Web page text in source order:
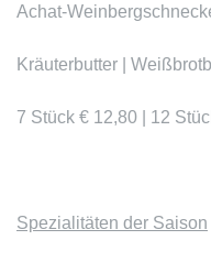
Achat-
Kräuterbutter |
7 Stück € 12,80 | 12
Spezialitäten der Saison